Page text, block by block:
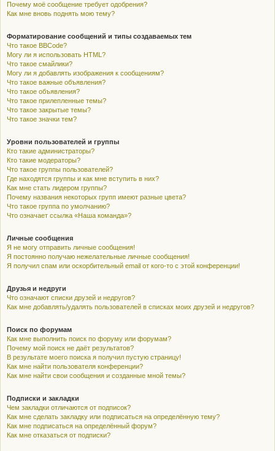
Почему моё сообщение требует одобрения?
Как мне вновь поднять мою тему?
Форматирование сообщений и типы создаваемых тем
Что такое BBCode?
Могу ли я использовать HTML?
Что такое смайлики?
Могу ли я добавлять изображения к сообщениям?
Что такое важные объявления?
Что такое объявления?
Что такое прилепленные темы?
Что такое закрытые темы?
Что такое значки тем?
Уровни пользователей и группы
Кто такие администраторы?
Кто такие модераторы?
Что такое группы пользователей?
Где находятся группы и как мне вступить в них?
Как мне стать лидером группы?
Почему названия некоторых групп имеют разные цвета?
Что такое группа по умолчанию?
Что означает ссылка «Наша команда»?
Личные сообщения
Я не могу отправить личные сообщения!
Я постоянно получаю нежелательные личные сообщения!
Я получил спам или оскорбительный email от кого-то с этой конференции!
Друзья и недруги
Что означают списки друзей и недругов?
Как мне добавлять/удалять пользователей в списках моих друзей и недругов?
Поиск по форумам
Как мне выполнить поиск по форуму или форумам?
Почему мой поиск не даёт результатов?
В результате моего поиска я получил пустую страницу!
Как мне найти пользователя конференции?
Как мне найти свои сообщения и созданные мной темы?
Подписки и закладки
Чем закладки отличаются от подписок?
Как мне сделать закладку или подписаться на определённую тему?
Как мне подписаться на определённый форум?
Как мне отказаться от подписки?